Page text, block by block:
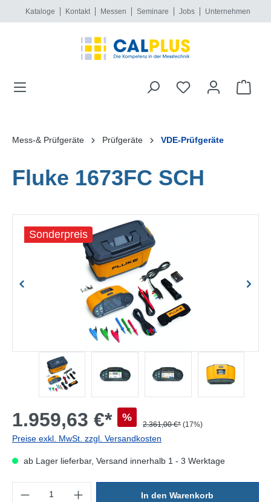
springen
Kataloge Kontakt Messen Seminare Jobs Unternehmen
Mess-& Prüfgeräte Prüfgeräte VDE-Prüfgeräte
Fluke 1673FC SCH
Sonderpreis
1.959,63 €* %
2.361,00 €* (17%)
Preise exkl. MwSt. zzgl. Versandkosten
ab Lager lieferbar, Versand innerhalb 1 - 3 Werktage
In den Warenkorb